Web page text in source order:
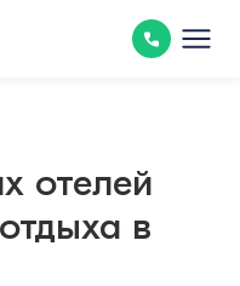
отелей
в